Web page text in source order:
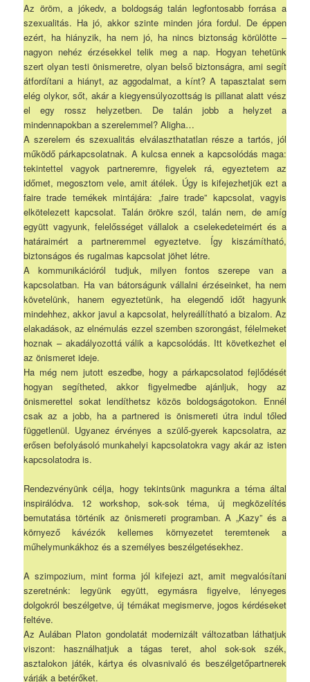
Az öröm, a jókedv, a boldogság talán legfontosabb forrása a
szexualitás. Ha jó, akkor szinte minden jóra fordul. De éppen
ezért, ha hiányzik, ha nem jó, ha nincs biztonság körülötte –
nagyon nehéz érzésekkel telik meg a nap. Hogyan tehetünk
szert olyan testi önismeretre, olyan belső biztonságra, ami segít
átfordítani a hiányt, az aggodalmat, a kínt? A tapasztalat sem
elég olykor, sőt, akár a kiegyensúlyozottság is pillanat alatt vész
el egy rossz helyzetben. De talán jobb a helyzet a
mindennapokban a szerelemmel? Aligha…
A szerelem és szexualitás elválaszthatatlan része a tartós, jól
működő párkapcsolatnak. A kulcsa ennek a kapcsolódás maga:
tekintettel vagyok partneremre, figyelek rá, egyeztetem az
időmet, megosztom vele, amit átélek. Úgy is kifejezhetjük ezt a
faire trade temékek mintájára: „faire trade” kapcsolat, vagyis
elkötelezett kapcsolat. Talán örökre szól, talán nem, de amíg
együtt vagyunk, felelősséget vállalok a cselekedeteimért és a
határaimért a partneremmel egyeztetve. Így kiszámítható,
biztonságos és rugalmas kapcsolat jöhet létre.
A kommunikációról tudjuk, milyen fontos szerepe van a
kapcsolatban. Ha van bátorságunk vállalni érzéseinket, ha nem
követelünk, hanem egyeztetünk, ha elegendő időt hagyunk
mindehhez, akkor javul a kapcsolat, helyreállítható a bizalom. Az
elakadások, az elnémulás ezzel szemben szorongást, félelmeket
hoznak – akadályozottá válik a kapcsolódás. Itt következhet el
az önismeret ideje.
Ha még nem jutott eszedbe, hogy a párkapcsolatod fejlődését
hogyan segítheted, akkor figyelmedbe ajánljuk, hogy az
önismerettel sokat lendíthetsz közös boldogságotokon. Ennél
csak az a jobb, ha a partnered is önismereti útra indul tőled
függetlenül. Ugyanez érvényes a szülő-gyerek kapcsolatra, az
erősen befolyásoló munkahelyi kapcsolatokra vagy akár az isten
kapcsolatodra is.
Rendezvényünk célja, hogy tekintsünk magunkra a téma által
inspirálódva. 12 workshop, sok-sok téma, új megközelítés
bemutatása történik az önismereti programban. A „Kazy” és a
környező kávézók kellemes környezetet teremtenek a
műhelymunkákhoz és a személyes beszélgetésekhez.
A szimpozium, mint forma jól kifejezi azt, amit megvalósítani
szeretnénk: legyünk együtt, egymásra figyelve, lényeges
dolgokról beszélgetve, új témákat megismerve, jogos kérdéseket
feltéve.
Az Aulában Platon gondolatát modernizált változatban láthatjuk
viszont: használhatjuk a tágas teret, ahol sok-sok szék,
asztalokon játék, kártya és olvasnivaló és beszélgetőpartnerek
várják a betérőket.